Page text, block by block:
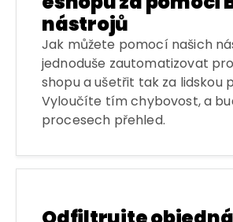
nástrojů
Jak můžete pomocí našich
jednoduše zautomatizovat
shopu a ušetřit tak za lidskou
Vyloučíte tím chybovost, a
procesech přehled.